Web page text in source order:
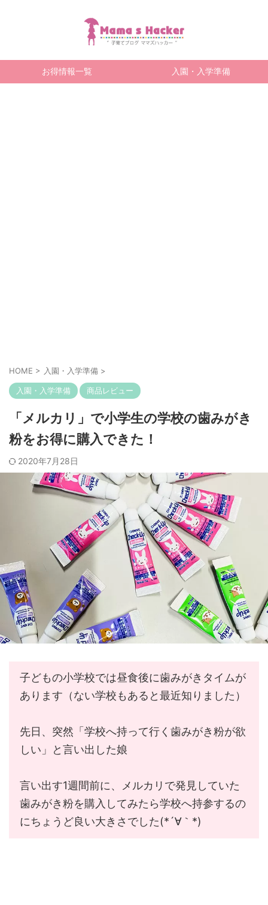
お得情報一覧 入園・入学準備
HOME > 入園・入学準備 >
入園・入学準備 商品レビュー
「メルカリ」で小学生の学校の歯みがき
粉をお得に購入できた！
2020年7月28日
子どもの小学校では昼食後に歯みがきタイムが
あります（ない学校もあると最近知りました）
先日、突然「学校へ持って行く歯みがき粉が欲
しい」と言い出した娘
言い出す1週間前に、メルカリで発見していた
歯みがき粉を購入してみたら学校へ持参するの
にちょうど良い大きさでした(*´∀｀*)